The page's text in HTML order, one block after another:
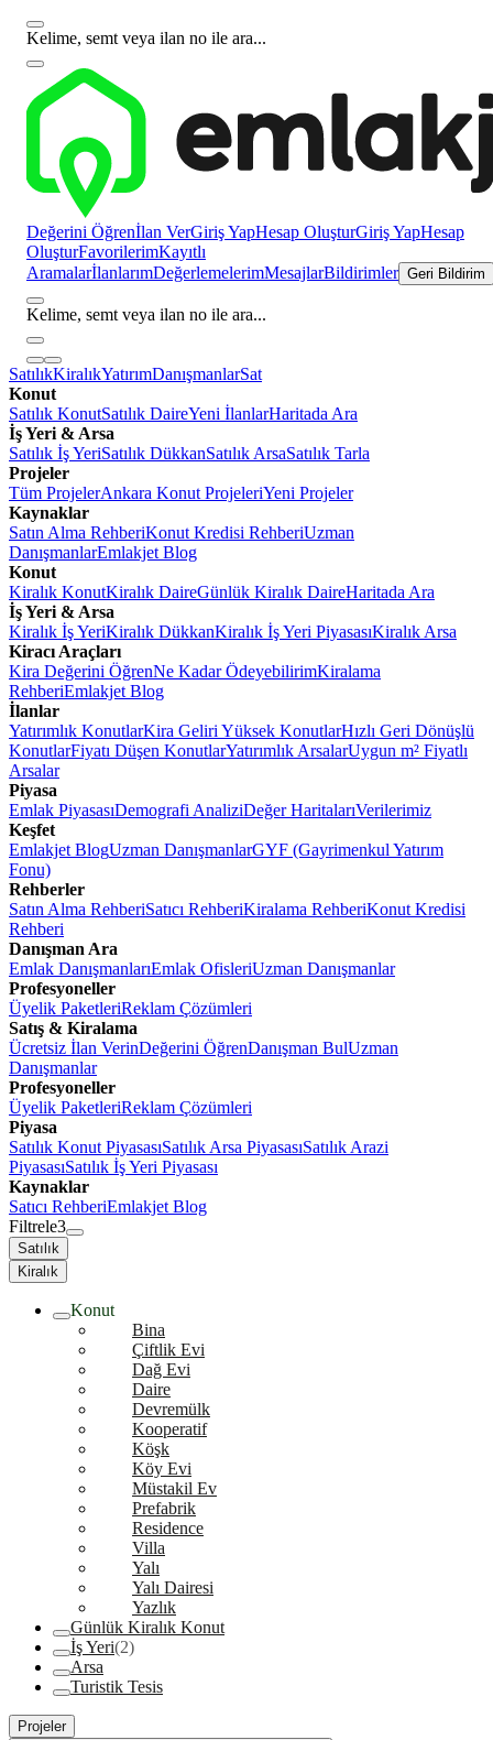
Kelime, semt veya ilan no ile ara...
Değerini Öğrenİlan VerGiriş YapHesap OluşturGiriş YapHesap
OluşturFavorilerimKayıtlı
AramalarİlanlarımDeğerlemelerimMesajlarBildirimler Geri Bildirim
Kelime, semt veya ilan no ile ara...
SatılıkKiralıkYatırımDanışmanlarSat
Konut
Satılık KonutSatılık DaireYeni İlanlarHaritada Ara
İş Yeri & Arsa
Satılık İş YeriSatılık DükkanSatılık ArsaSatılık Tarla
Projeler
Tüm ProjelerAnkara Konut ProjeleriYeni Projeler
Kaynaklar
Satın Alma RehberiKonut Kredisi RehberiUzman
DanışmanlarEmlakjet Blog
Konut
Kiralık KonutKiralık DaireGünlük Kiralık DaireHaritada Ara
İş Yeri & Arsa
Kiralık İş YeriKiralık DükkanKiralık İş Yeri PiyasasıKiralık Arsa
Kiracı Araçları
Kira Değerini ÖğrenNe Kadar ÖdeyebilirimKiralama
RehberiEmlakjet Blog
İlanlar
Yatırımlık KonutlarKira Geliri Yüksek KonutlarHızlı Geri Dönüşlü
KonutlarFiyatı Düşen KonutlarYatırımlık ArsalarUygun m² Fiyatlı
Arsalar
Piyasa
Emlak PiyasasıDemografi AnaliziDeğer HaritalarıVerilerimiz
Keşfet
Emlakjet BlogUzman DanışmanlarGYF (Gayrimenkul Yatırım
Fonu)
Rehberler
Satın Alma RehberiSatıcı RehberiKiralama RehberiKonut Kredisi
Rehberi
Danışman Ara
Emlak DanışmanlarıEmlak OfisleriUzman Danışmanlar
Profesyoneller
Üyelik PaketleriReklam Çözümleri
Satış & Kiralama
Ücretsiz İlan VerinDeğerini ÖğrenDanışman BulUzman
Danışmanlar
Profesyoneller
Üyelik PaketleriReklam Çözümleri
Piyasa
Satılık Konut PiyasasıSatılık Arsa PiyasasıSatılık Arazi
PiyasasıSatılık İş Yeri Piyasası
Kaynaklar
Satıcı RehberiEmlakjet Blog
Filtrele3
Satılık
Kiralık
Konut
Bina
Çiftlik Evi
Dağ Evi
Daire
Devremülk
Kooperatif
Köşk
Köy Evi
Müstakil Ev
Prefabrik
Residence
Villa
Yalı
Yalı Dairesi
Yazlık
Günlük Kiralık Konut
İş Yeri(2)
Arsa
Turistik Tesis
Projeler